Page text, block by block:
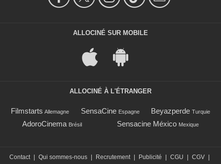
ALLOCINÉ SUR MOBILE
ALLOCINÉ À L'ÉTRANGER
Filmstarts Allemagne SensaCine Espagne Beyazperde Turquie
AdoroCinema Brésil Sensacine México Mexique
Contact | Qui sommes-nous | Recrutement | Publicité | CGU | CGV |